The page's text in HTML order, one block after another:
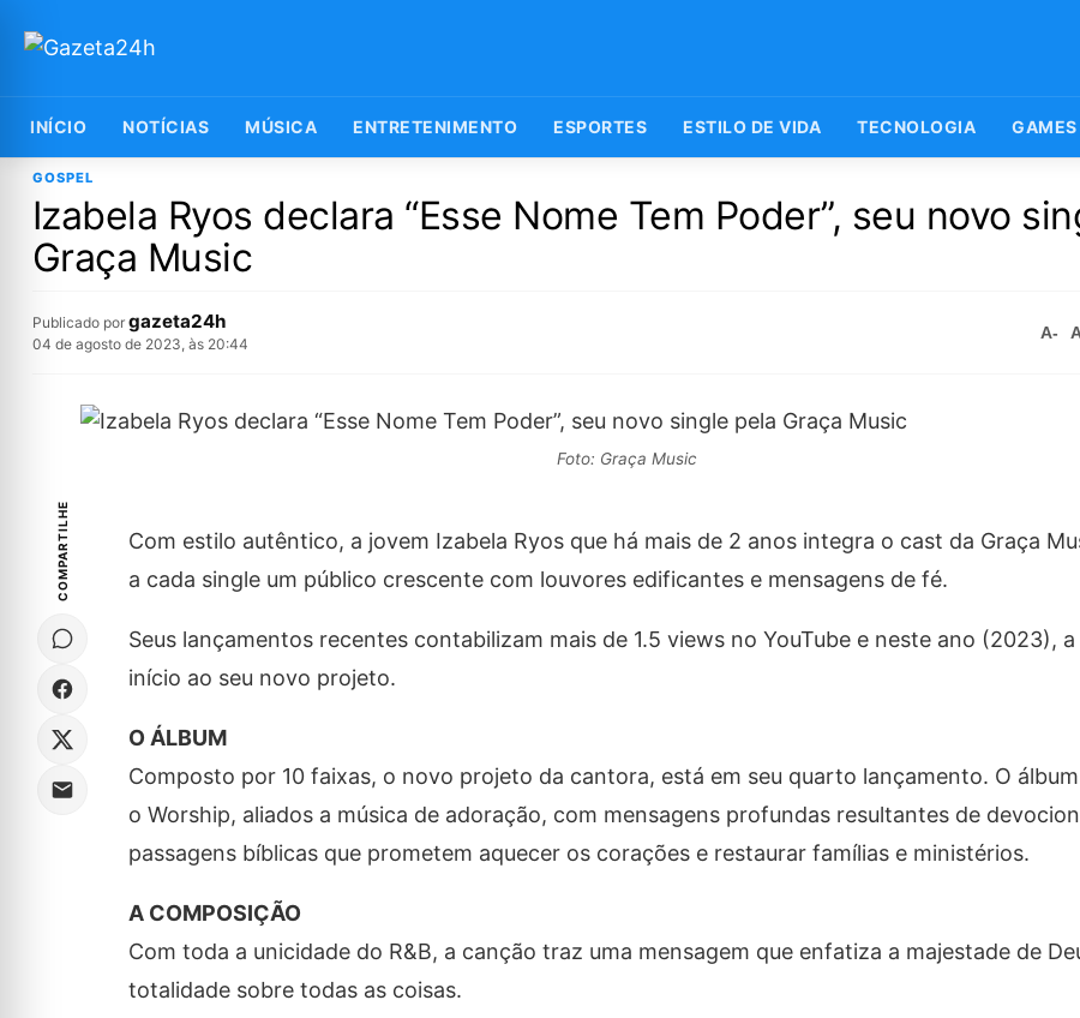
INÍCIO NOTÍCIAS MÚSICA ENTRETENIMENTO ESPORTES ESTILO DE VIDA TECNOLOGIA GAMES
GOSPEL
Izabela Ryos declara “Esse Nome Tem Poder”, seu novo
Graça Music
Publicado por gazeta24h
04 de agosto de 2023, às 20:44
A-
Foto: Graça Music
COMPARTILHE
Com estilo autêntico, a jovem Izabela Ryos que há mais de 2 anos integra o cast da Graça
a cada single um público crescente com louvores edificantes e mensagens de fé.
Seus lançamentos recentes contabilizam mais de 1.5 views no YouTube e neste ano (2023),
início ao seu novo projeto.
O ÁLBUM
Composto por 10 faixas, o novo projeto da cantora, está em seu quarto lançamento. O
o Worship, aliados a música de adoração, com mensagens profundas resultantes de
passagens bíblicas que prometem aquecer os corações e restaurar famílias e ministérios.
A COMPOSIÇÃO
Com toda a unicidade do R&B, a canção traz uma mensagem que enfatiza a majestade de
totalidade sobre todas as coisas.